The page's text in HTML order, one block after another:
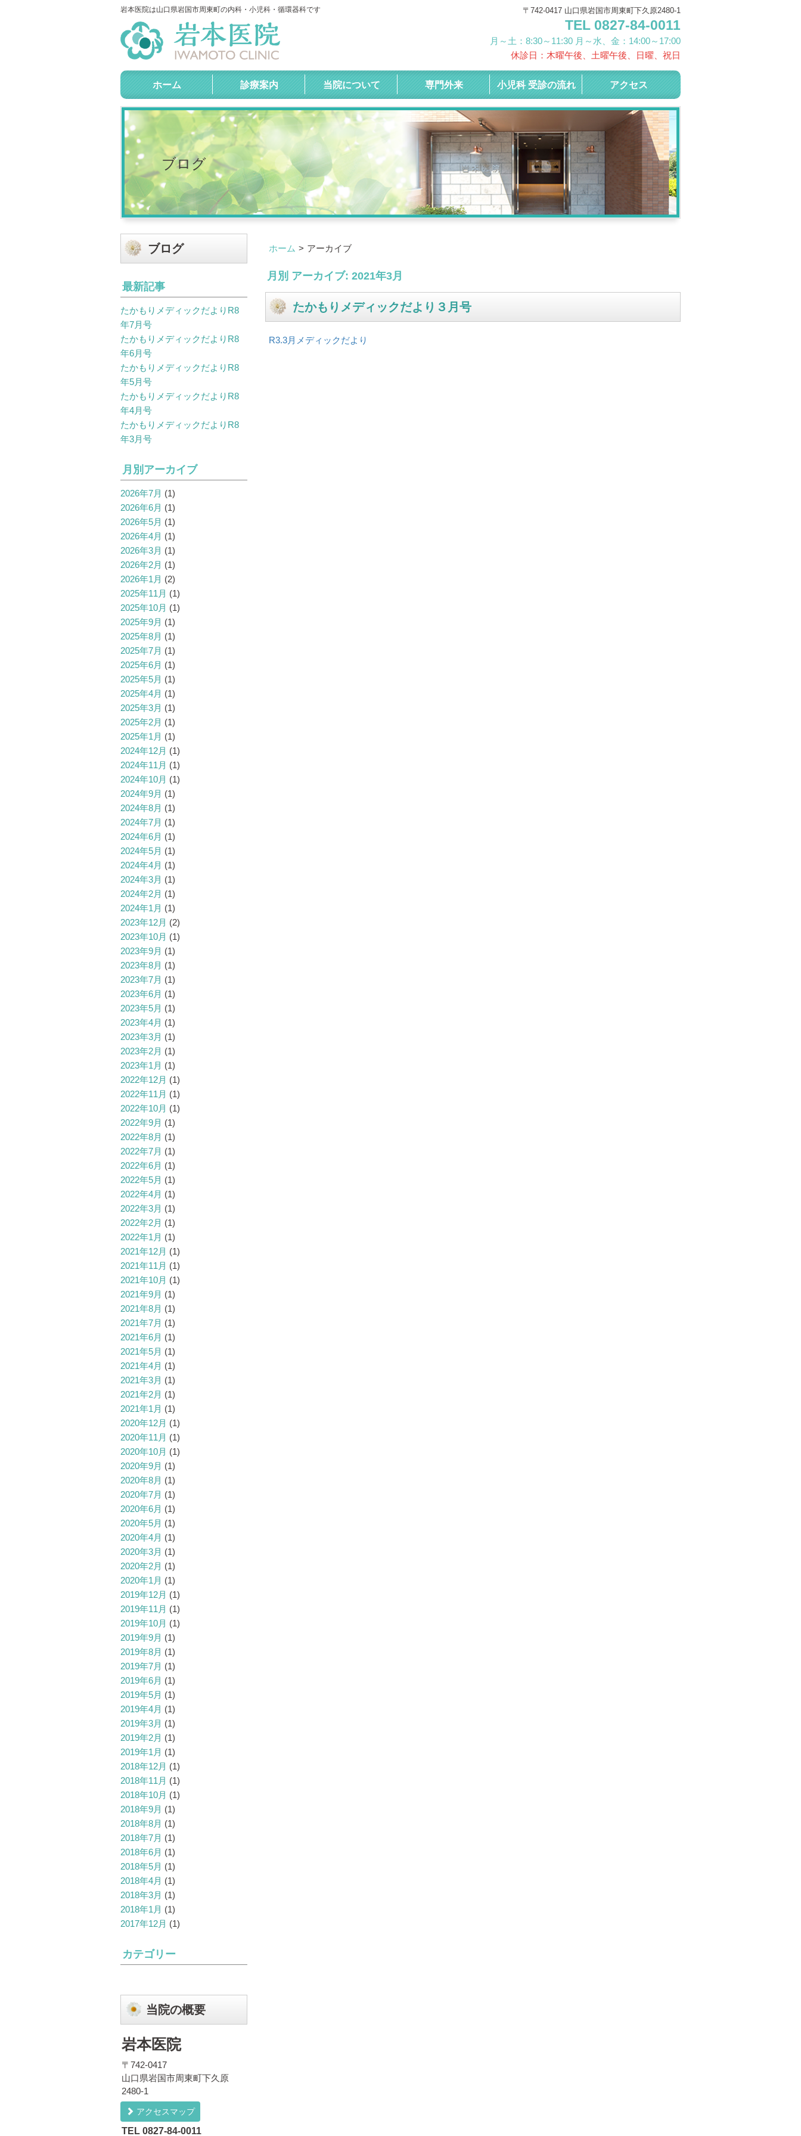
岩本医院は山口県岩国市周東町の内科・小児科・循環器科です 〒742-0417 山口県岩国市周東町下久原2480-1
TEL 0827-84-0011
月～土：8:30～11:30 月～水、金：14:00～17:00
休診日：木曜午後、土曜午後、日曜、祝日
ホーム 診療案内 当院について 専門外来 小児科 受診の流れ アクセス
ブログ
ホーム アーカイブ
月別 アーカイブ: 2021年3月
たかもりメディックだより３月号
R3.3月メディックだより
ブログ
最新記事
たかもりメディックだよりR8
年7月号
たかもりメディックだよりR8
年6月号
たかもりメディックだよりR8
年5月号
たかもりメディックだよりR8
年4月号
たかもりメディックだよりR8
年3月号
月別アーカイブ
2026年7月 (1)
2026年6月 (1)
2026年5月 (1)
2026年4月 (1)
2026年3月 (1)
2026年2月 (1)
2026年1月 (2)
2025年11月 (1)
2025年10月 (1)
2025年9月 (1)
2025年8月 (1)
2025年7月 (1)
2025年6月 (1)
2025年5月 (1)
2025年4月 (1)
2025年3月 (1)
2025年2月 (1)
2025年1月 (1)
2024年12月 (1)
2024年11月 (1)
2024年10月 (1)
2024年9月 (1)
2024年8月 (1)
2024年7月 (1)
2024年6月 (1)
2024年5月 (1)
2024年4月 (1)
2024年3月 (1)
2024年2月 (1)
2024年1月 (1)
2023年12月 (2)
2023年10月 (1)
2023年9月 (1)
2023年8月 (1)
2023年7月 (1)
2023年6月 (1)
2023年5月 (1)
2023年4月 (1)
2023年3月 (1)
2023年2月 (1)
2023年1月 (1)
2022年12月 (1)
2022年11月 (1)
2022年10月 (1)
2022年9月 (1)
2022年8月 (1)
2022年7月 (1)
2022年6月 (1)
2022年5月 (1)
2022年4月 (1)
2022年3月 (1)
2022年2月 (1)
2022年1月 (1)
2021年12月 (1)
2021年11月 (1)
2021年10月 (1)
2021年9月 (1)
2021年8月 (1)
2021年7月 (1)
2021年6月 (1)
2021年5月 (1)
2021年4月 (1)
2021年3月 (1)
2021年2月 (1)
2021年1月 (1)
2020年12月 (1)
2020年11月 (1)
2020年10月 (1)
2020年9月 (1)
2020年8月 (1)
2020年7月 (1)
2020年6月 (1)
2020年5月 (1)
2020年4月 (1)
2020年3月 (1)
2020年2月 (1)
2020年1月 (1)
2019年12月 (1)
2019年11月 (1)
2019年10月 (1)
2019年9月 (1)
2019年8月 (1)
2019年7月 (1)
2019年6月 (1)
2019年5月 (1)
2019年4月 (1)
2019年3月 (1)
2019年2月 (1)
2019年1月 (1)
2018年12月 (1)
2018年11月 (1)
2018年10月 (1)
2018年9月 (1)
2018年8月 (1)
2018年7月 (1)
2018年6月 (1)
2018年5月 (1)
2018年4月 (1)
2018年3月 (1)
2018年1月 (1)
2017年12月 (1)
カテゴリー
当院の概要
岩本医院
〒742-0417
山口県岩国市周東町下久原
2480-1
アクセスマップ
TEL 0827-84-0011